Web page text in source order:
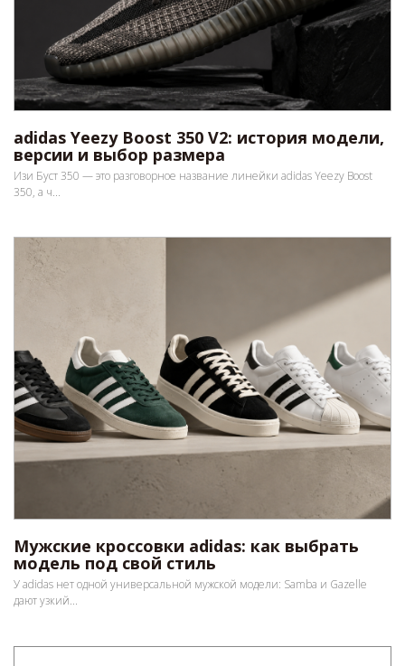
adidas Yeezy Boost 350 V2: история модели,
версии и выбор размера
Изи Буст 350 — это разговорное название линейки adidas Yeezy Boost
350, а ч...
Мужские кроссовки adidas: как выбрать
модель под свой стиль
У adidas нет одной универсальной мужской модели: Samba и Gazelle
дают узкий...